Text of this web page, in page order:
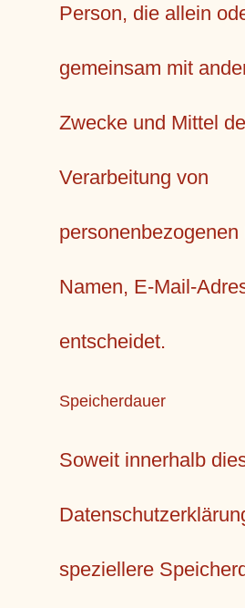
Person, die allein
gemeinsam mit
Zwecke und Mittel
Verarbeitung von
Namen, E-Mail-
entscheidet.
Speicherdauer
Soweit innerhalb
speziellere